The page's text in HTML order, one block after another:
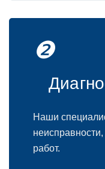
❷
Наши
работ.